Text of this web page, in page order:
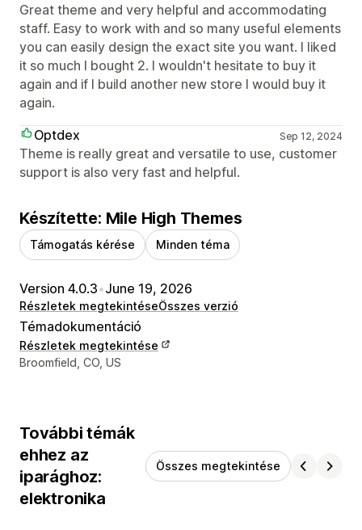
Great theme and very helpful and accommodating
staff. Easy to work with and so many useful elements
you can easily design the exact site you want. I liked
it so much I bought 2. I wouldn't hesitate to buy it
again and if I build another new store I would buy it
again.
Optdex
Sep 12, 2024
Theme is really great and versatile to use, customer
support is also very fast and helpful.
Készítette: Mile High Themes
Támogatás kérése Minden téma
Version 4.0.3•June 19, 2026
Részletek megtekintéseÖsszes verzió
Témadokumentáció
Részletek megtekintése
Dizájner kapcsolattartási adatai
Broomfield, CO, US
További témák
ehhez az
iparághoz:
elektronika
Összes megtekintése